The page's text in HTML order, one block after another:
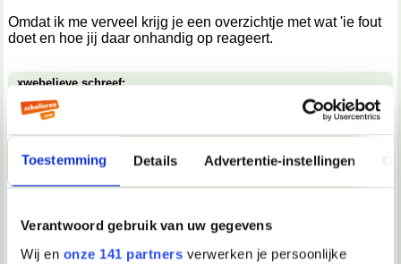
Toestemming Details Advertentie-instellingen
Verantwoord gebruik van uw gegevens
Wij en onze 141 partners verwerken je persoonlijke
Omdat ik me verveel krijg je een overzichtje met wat 'ie fout
doet en hoe jij daar onhandig op reageert.
xwebelieve schreef:
hij zei eerst tegen me van niet maar bleef toch mn aandacht
zoeken enzo.
vindt lijkt me nogal een overdrijving. Hij lijkt er in elk geval